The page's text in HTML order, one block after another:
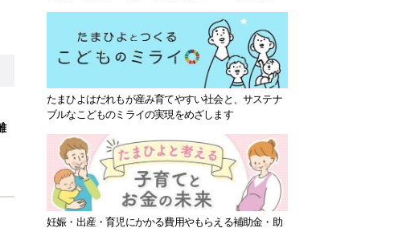
たまひよはだれもが産み育てやすい社会と、サステナ
ブルなこどものミライの実現をめざします
妊娠・出産・育児にかかる費用やもらえる補助金・助